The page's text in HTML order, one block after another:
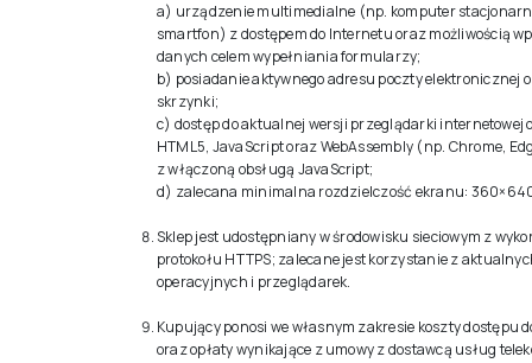
a) urządzenie multimedialne (np. komputer
smartfon) z dostępem do Internetu oraz możliwością
danych celem wypełniania formularzy;
b) posiadanie aktywnego adresu poczty elektronicznej
skrzynki;
c) dostęp do aktualnej wersji przeglądarki internetowej
HTML5, JavaScript oraz WebAssembly (np. Chrome,
z włączoną obsługą JavaScript;
d) zalecana minimalna rozdzielczość ekranu:
Sklep jest udostępniany w środowisku sieciowym z
protokołu HTTPS; zalecane jest korzystanie z
operacyjnych i przeglądarek.
Kupujący ponosi we własnym zakresie koszty dostępu
oraz opłaty wynikające z umowy z dostawcą usług